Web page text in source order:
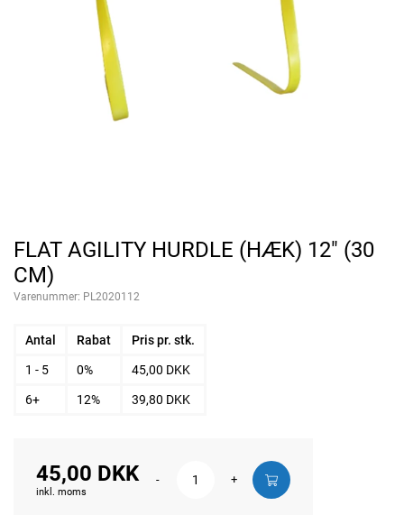
FLAT AGILITY HURDLE (HÆK) 12" (30
CM)
Varenummer: PL2020112
Antal Rabat Pris pr. stk.
1 - 5 0% 45,00 DKK
6+ 12% 39,80 DKK
45,00 DKK
inkl. moms
- +